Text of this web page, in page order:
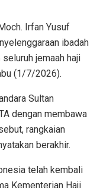
Irfan Yusuf
ibadah
jemaah haji
(1/7/2026).
Sultan
dengan membawa
rangkaian
berakhir.
telah kembali
Kementerian Haji